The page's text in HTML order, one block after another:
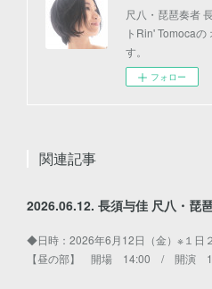
尺八・琵琶奏者
トRin' Tomoca
す。
フォロー
関連記事
◆日時：2026年6月12日（金）※１日
【昼の部】 開場 14:00 / 開演